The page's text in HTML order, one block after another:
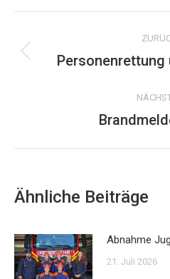
Personenrettung
Ähnliche Beiträge
Abnahme
21. Juli 2026